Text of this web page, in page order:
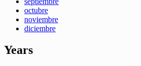
octubre
noviembre
diciembre
Years